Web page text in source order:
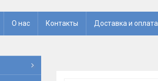
О нас Контакты Доставка и оплата